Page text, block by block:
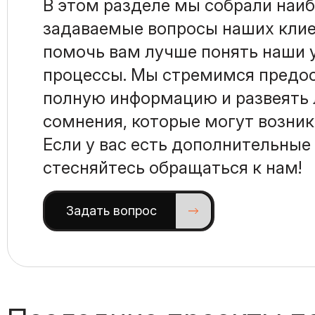
В этом разделе мы собрали
задаваемые вопросы наших
помочь вам лучше понять наши
процессы. Мы стремимся
полную информацию и
сомнения, которые могут
Если у вас есть
стесняйтесь обращаться к нам!
Задать вопрос